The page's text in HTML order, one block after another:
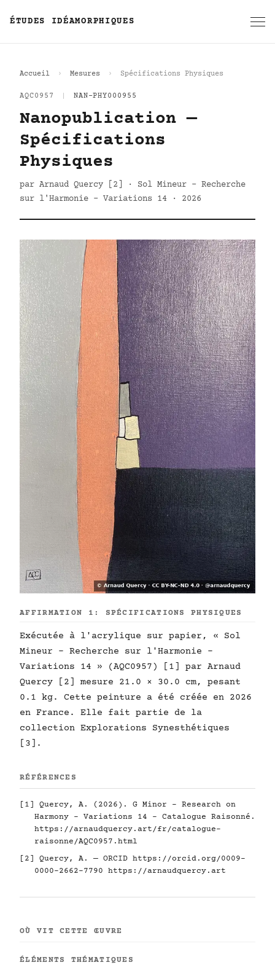
ÉTUDES IDÉAMORPHIQUES
Accueil Mesures Spécifications Physiques
AQC0957 NAN-PHY000955
Nanopublication —
Spécifications
Physiques
par Arnaud Quercy [2] · Sol Mineur - Recherche
sur l'Harmonie - Variations 14 · 2026
AFFIRMATION 1: SPÉCIFICATIONS PHYSIQUES
Exécutée à l'acrylique sur papier, « Sol
Mineur - Recherche sur l'Harmonie -
Variations 14 » (AQC0957) [1] par Arnaud
Quercy [2] mesure 21.0 × 30.0 cm, pesant
0.1 kg. Cette peinture a été créée en 2026
en France. Elle fait partie de la
collection Explorations Synesthétiques
[3].
RÉFÉRENCES
[1] Quercy, A. (2026). G Minor - Research on
Harmony - Variations 14 - Catalogue Raisonné.
https://arnaudquercy.art/fr/catalogue-
raisonne/AQC0957.html
[2] Quercy, A. — ORCID https://orcid.org/0009-
0000-2662-7790
https://arnaudquercy.art
OÙ VIT CETTE ŒUVRE
ÉLÉMENTS THÉMATIQUES